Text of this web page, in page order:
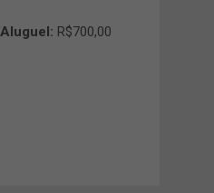
Aluguel: R$700,00